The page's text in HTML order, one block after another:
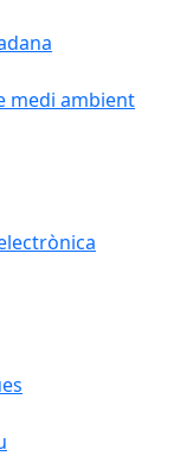
medi ambient